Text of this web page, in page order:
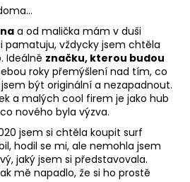
a od malička mám v duši
pamatuju, vždycky jsem chtěla
Ideálně značku, kterou budou
roky přemýšlení nad tím, co
být originální a nezapadnout.
a malých cool firem je jako hub
nového byla výzva.
jsem si chtěla koupit surf
hodil se mi, ale nemohla jsem
jaký jsem si představovala.
mě napadlo, že si ho prostě